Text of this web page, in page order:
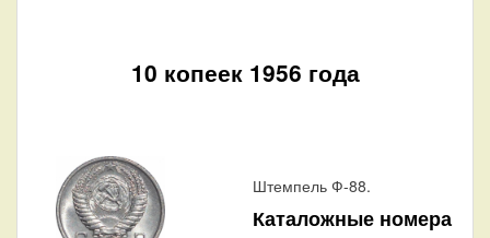
10 копеек 1956 года
Штемпель Ф-88.
Каталожные номера